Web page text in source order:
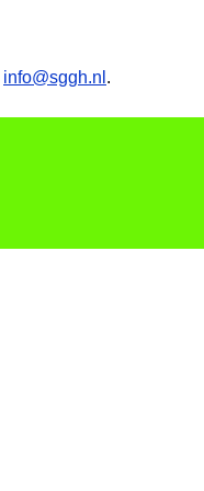
info@sggh.nl .